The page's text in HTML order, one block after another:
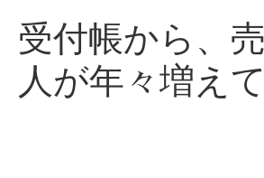
受付帳から、
人が年々増え